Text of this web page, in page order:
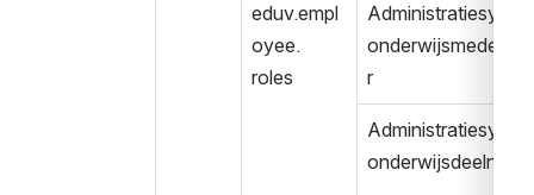
eduv.empl
oyee.
roles
r